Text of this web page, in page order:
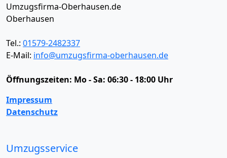
Umzugsfirma-Oberhausen.de
Oberhausen
Tel.: 01579-2482337
E-Mail: info@umzugsfirma-oberhausen.de
Öffnungszeiten: Mo - Sa: 06:30 - 18:00 Uhr
Impressum
Datenschutz
Umzugsservice